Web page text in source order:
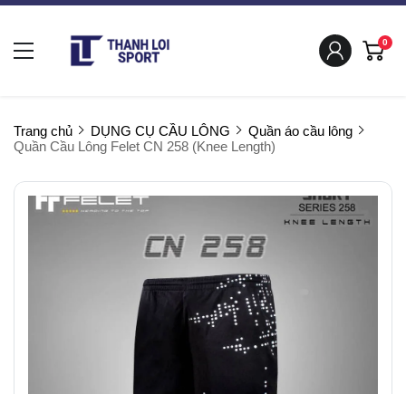
0
Trang chủ DỤNG CỤ CẦU LÔNG
Quần áo cầu lông
Quần Cầu Lông Felet CN 258 (Knee Length)